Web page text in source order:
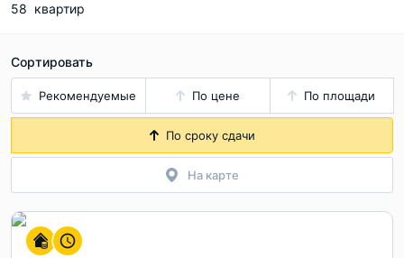
58 квартир
Сортировать
Рекомендуемые По цене По площади
По сроку сдачи
На карте